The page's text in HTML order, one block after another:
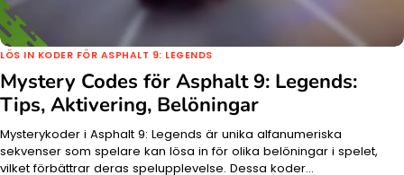
LÖS IN KODER FÖR ASPHALT 9: LEGENDS
Mystery Codes för Asphalt 9: Legends:
Tips, Aktivering, Belöningar
Mysterykoder i Asphalt 9: Legends är unika alfanumeriska
sekvenser som spelare kan lösa in för olika belöningar i spelet,
vilket förbättrar deras spelupplevelse. Dessa koder…